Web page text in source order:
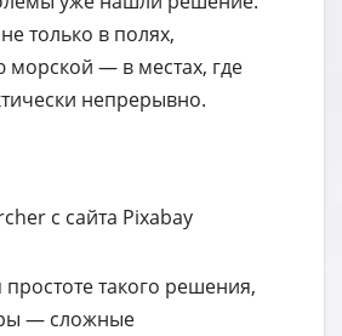
только в полях,
морской — в местах, где
непрерывно.
с сайта Pixabay
такого решения,
— сложные